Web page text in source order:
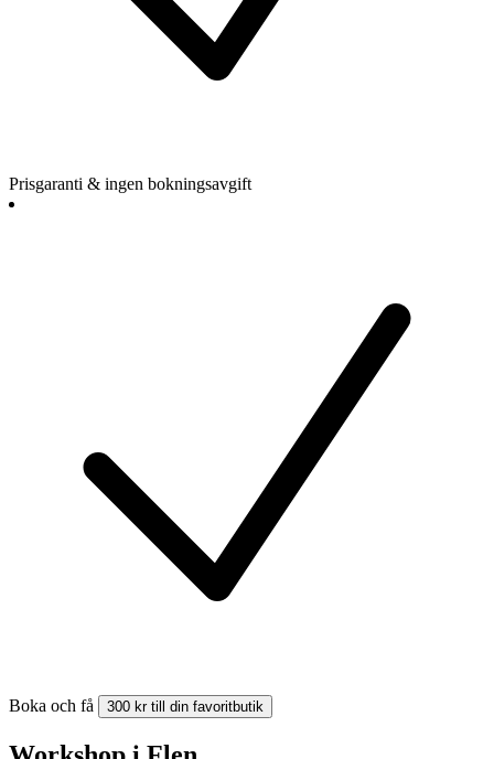
Prisgaranti & ingen bokningsavgift
Boka och få 300 kr till din favoritbutik